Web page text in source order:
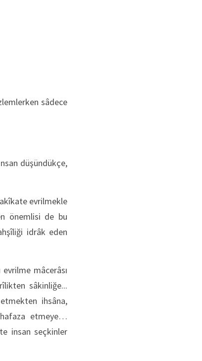
sâdece
düşündükçe,
evrilmekle
önemlisi de bu
idrâk eden
mâcerâsı
sâkinliğe...
ihsâna,
etmeye…
insan seçkinler